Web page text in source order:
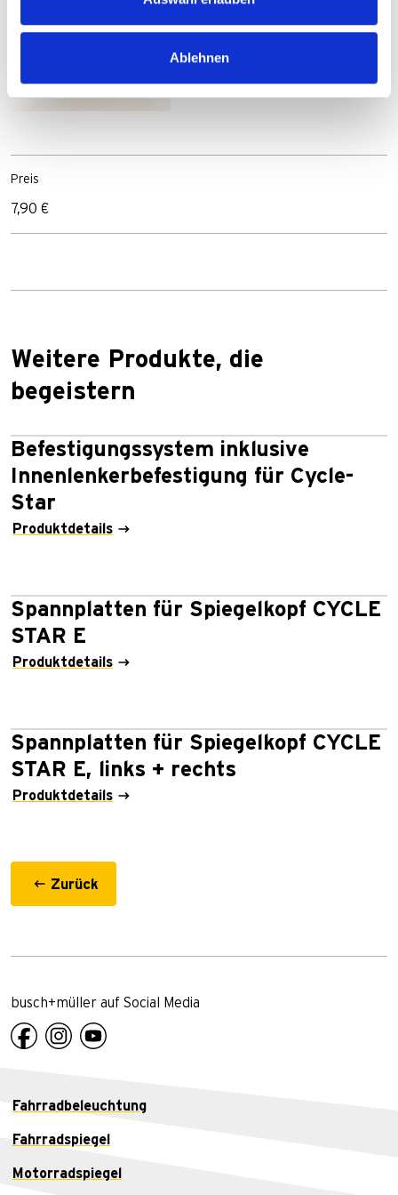
Ablehnen
Preis
7,90 €
Weitere Produkte, die
begeistern
Befestigungssystem inklusive
Innenlenkerbefestigung für Cycle-
Star
Produktdetails
Spannplatten für Spiegelkopf CYCLE
STAR E
Produktdetails
Spannplatten für Spiegelkopf CYCLE
STAR E, links + rechts
Produktdetails
Zurück
busch+müller auf Social Media
Fahrradbeleuchtung
Fahrradspiegel
Motorradspiegel